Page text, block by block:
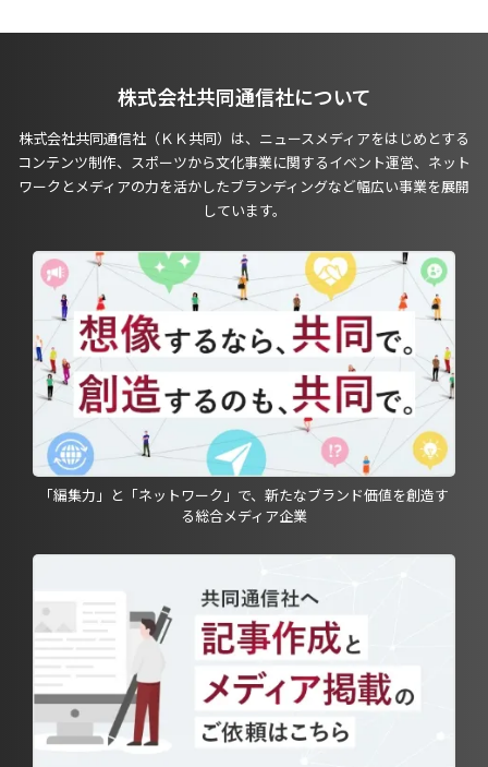
株式会社共同通信社について
株式会社共同通信社（ＫＫ共同）は、ニュースメディアをはじめとする
コンテンツ制作、スポーツから文化事業に関するイベント運営、ネット
ワークとメディアの力を活かしたブランディングなど幅広い事業を展開
しています。
「編集力」と「ネットワーク」で、新たなブランド価値を創造す
る総合メディア企業